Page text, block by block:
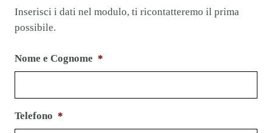
Inserisci i dati nel modulo, ti ricontatteremo il prima
possibile.
Nome e Cognome *
Telefono *